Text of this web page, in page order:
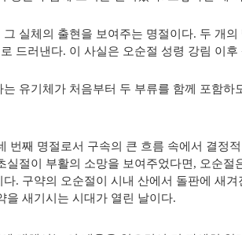
실체의 출현을 보여주는 명절이다. 두 개의
드러낸다. 이 사실은 오순절 성령 강림 이
유기체가 처음부터 두 부류를 함께 포함하
번째 명절로서 구속의 큰 흐름 속에서 결정
실절이 부활의 소망을 보여주었다면, 오순절
다. 구약의 오순절이 시내 산에서 돌판에 새
을 새기시는 시대가 열린 날이다.